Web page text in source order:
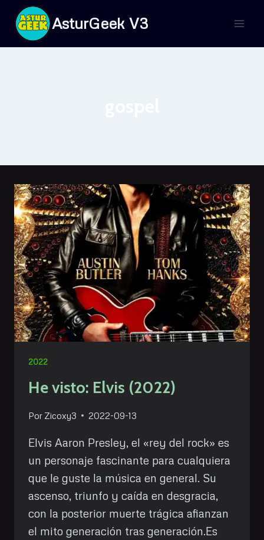
Saltar
contenido
AsturGeek V3
2022
He visto: Elvis (2022)
Por Zicoxy3 2022-09-13
Elvis Aaron Presley, el «rey del rock» es
un personaje fascinante para cualquiera
que le guste la música en general. Su
ascenso, triunfo y caída en desgracia,
con la posterior muerte trágica afianzan
el mito generación tras generación.Es